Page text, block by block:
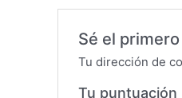
Sé el
Tu dirección de
Tu puntuación